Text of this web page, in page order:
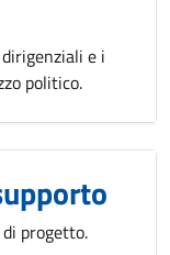
e i
politico.
progetto.